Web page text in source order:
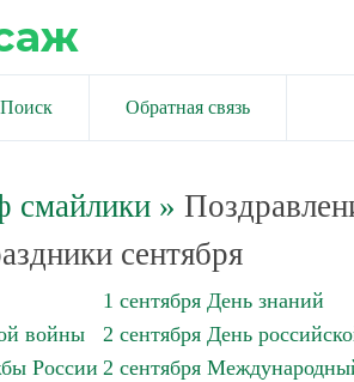
Поиск Обратная связь
смайлики»
сентября
1 сентября День знаний
войны
2 сентября День
России 2 сентября